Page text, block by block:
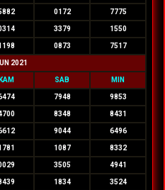
0172 7775
3379 1550
0873 7517
2021
KAM SAB MIN
7948 9853
8348 8431
9044 6496
1087 8332
3505 4941
1834 3524